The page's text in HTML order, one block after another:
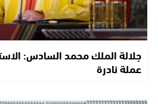
جلالة الملك محمد السادس:
عملة نادرة